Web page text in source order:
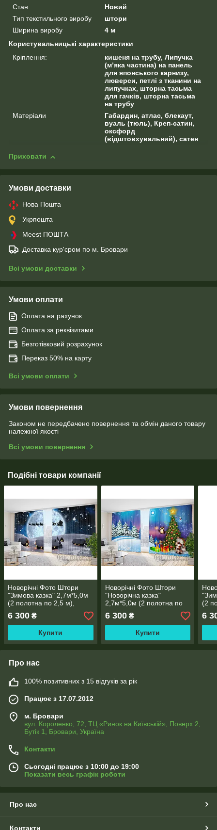
Стан
Новий
Тип текстильного виробу
штори
Ширина виробу
4 м
Користувальницькі характеристики
Кріплення:
кишеня на трубу, Липучка
(м’яка частина) на панель
для японського карнизу,
люверси, петлі з тканини на
липучках, шторна тасьма
для гачків, шторна тасьма
на трубу
Матеріали
Габардин, атлас, блекаут,
вуаль (тюль), Креп-сатин,
оксфорд
(відштовхувальний), сатен
Приховати
Умови доставки
Нова Пошта
Укрпошта
Meest ПОШТА
Доставка кур'єром по м. Бровари
Всі умови доставки
Умови оплати
Оплата на рахунок
Оплата за реквізитами
Безготівковий розрахунок
Переказ 50% на карту
Всі умови оплати
Умови повернення
Законом не передбачено повернення та обмін даного товару
належної якості
Всі умови повернення
Подібні товари компанії
Новорічні Фото Штори
"Зимова казка" 2,7м*5,0м
(2 полотна по 2,5 м),
6 300 ₴
Купити
Новорічні Фото Штори
"Новорічна казка"
2,7м*5,0м (2 полотна по
6 300₴
Купити
(2
6
Про нас
100% позитивних з 15 відгуків за рік
Працює з 17.07.2012
м. Бровари
вул. Короленко, 72, ТЦ «Ринок на Київській», Поверх 2,
Бутік 1, Бровари, Україна
Контакти
Сьогодні працює з 10:00 до 19:00
Показати весь графік роботи
Про нас
Контакти